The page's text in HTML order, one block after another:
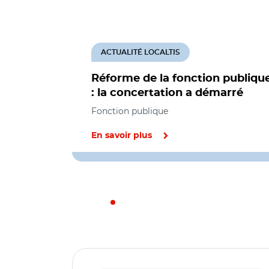
Réforme de la fonction
: la concertation a démarré
ACTUALITÉ LOCALTIS
Fonction publique
En savoir plus